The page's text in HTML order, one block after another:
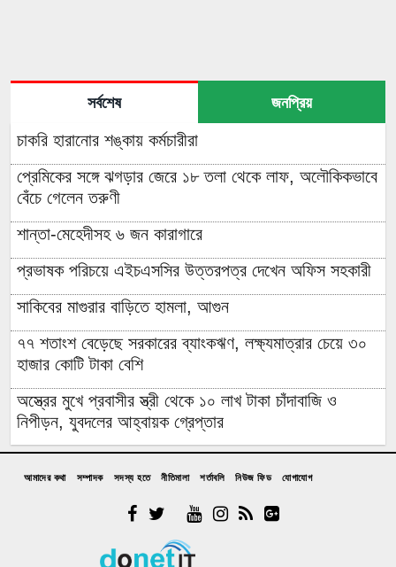
সর্বশেষ জনপ্রিয়
চাকরি হারানোর শঙ্কায় কর্মচারীরা
প্রেমিকের সঙ্গে ঝগড়ার জেরে ১৮ তলা থেকে লাফ, অলৌকিকভাবে
বেঁচে গেলেন তরুণী
শান্তা-মেহেদীসহ ৬ জন কারাগারে
প্রভাষক পরিচয়ে এইচএসসির উত্তরপত্র দেখেন অফিস সহকারী
সাকিবের মাগুরার বাড়িতে হামলা, আগুন
৭৭ শতাংশ বেড়েছে সরকারের ব্যাংকঋণ, লক্ষ্যমাত্রার চেয়ে ৩০
হাজার কোটি টাকা বেশি
অস্ত্রের মুখে প্রবাসীর স্ত্রী থেকে ১০ লাখ টাকা চাঁদাবাজি ও
নিপীড়ন, যুবদলের আহ্বায়ক গ্রেপ্তার
চাঁদপুরের মাদকসেবী ভাতিজাকে তুলে আনতে গিয়ে চাচাকে পিটিয়ে
হত্যা”সড়ক অবরোধ
অর্থাভাবে বন্ধ চিকিৎসার পথ,দুরারোগ্য রোগে আক্রান্ত মজিবর
আত্রাইয়ে নানা আয়োজনে গণঅভ্যুত্থান দিবস পালন
আমাদের কথা সম্পাদক সদস্য হতে নীতিমালা শর্তাবলি নিউজ ফিড যোগাযোগ